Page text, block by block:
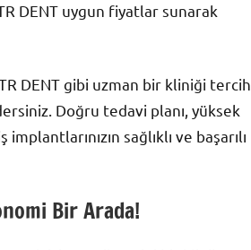
DENT uygun fiyatlar sunarak
DENT gibi uzman bir kliniği tercih
Doğru tedavi planı, yüksek
sağlıklı ve başarılı
Bir Arada!